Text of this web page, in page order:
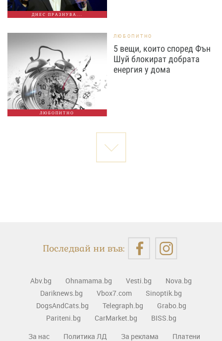
ДНЕС ПРАЗНУВА...
ЛЮБОПИТНО
ЛЮБОПИТНО
5 вещи, които според Фън
Шуй блокират добрата
енергия у дома
Последвай ни във:
Abv.bg Ohnamama.bg Vesti.bg
Nova.bg
Dariknews.bg
Vbox7.com
Sinoptik.bg
DogsAndCats.bg
Telegraph.bg
Grabo.bg
Pariteni.bg
CarMarket.bg
BISS.bg
За нас
Политика ЛД За реклама Платени